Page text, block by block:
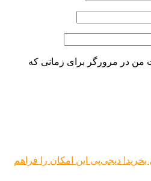
من در مرورگر برای زمانی که